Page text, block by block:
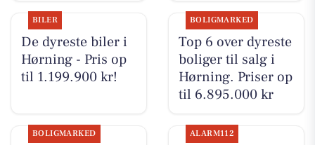
BILER
De dyreste biler i
Hørning - Pris op
til 1.199.900 kr!
BOLIGMARKED
Top 6 over dyreste
boliger til salg i
Hørning. Priser op
til 6.895.000 kr
BOLIGMARKED ALARM112